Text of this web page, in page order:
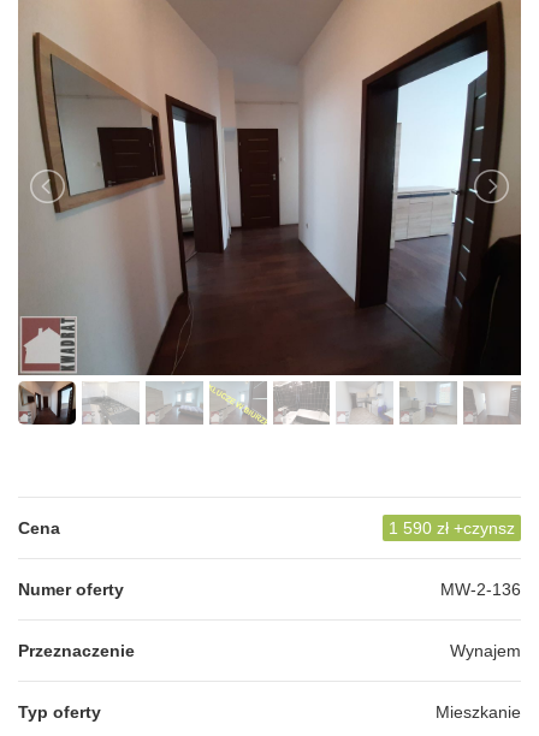
Cena 1 590 zł +czynsz
Numer oferty MW-2-136
Przeznaczenie Wynajem
Typ oferty Mieszkanie